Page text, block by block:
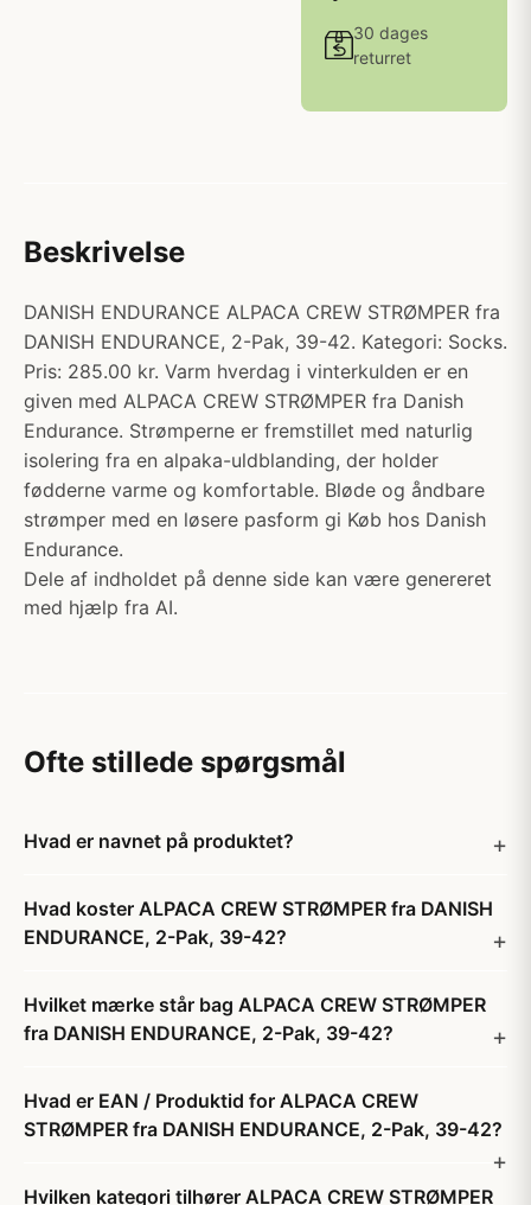
30 dages
returret
Beskrivelse
DANISH ENDURANCE ALPACA CREW STRØMPER fra
DANISH ENDURANCE, 2-Pak, 39-42. Kategori: Socks.
Pris: 285.00 kr. Varm hverdag i vinterkulden er en
given med ALPACA CREW STRØMPER fra Danish
Endurance. Strømperne er fremstillet med naturlig
isolering fra en alpaka-uldblanding, der holder
fødderne varme og komfortable. Bløde og åndbare
strømper med en løsere pasform gi Køb hos Danish
Endurance.
Dele af indholdet på denne side kan være genereret
med hjælp fra AI.
Ofte stillede spørgsmål
Hvad er navnet på produktet?
Hvad koster ALPACA CREW STRØMPER fra DANISH
ENDURANCE, 2-Pak, 39-42?
Hvilket mærke står bag ALPACA CREW STRØMPER
fra DANISH ENDURANCE, 2-Pak, 39-42?
Hvad er EAN / Produktid for ALPACA CREW
STRØMPER fra DANISH ENDURANCE, 2-Pak, 39-42?
Hvilken kategori tilhører ALPACA CREW STRØMPER